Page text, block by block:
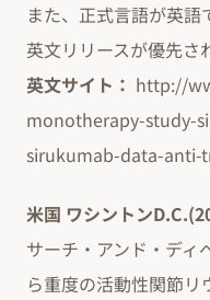
また、正式言語が英
英文リリースが優先さ
英文サイト： http://
monotherapy-study-
sirukumab-data-anti-
米国 ワシントン
サーチ・アンド・ディ
ら重度の活動性関節